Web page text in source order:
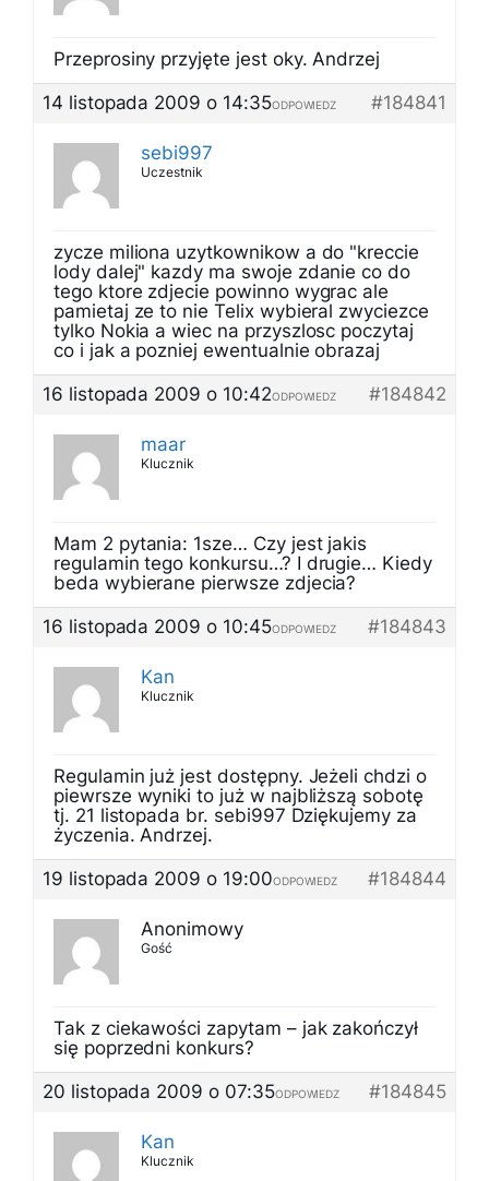
Przeprosiny przyjęte jest oky. Andrzej
14 listopada 2009 o 14:35
#184841
ODPOWIEDZ
sebi997
Uczestnik
zycze miliona uzytkownikow a do "kreccie
lody dalej" kazdy ma swoje zdanie co do
tego ktore zdjecie powinno wygrac ale
pamietaj ze to nie Telix wybieral zwyciezce
tylko Nokia a wiec na przyszlosc poczytaj
co i jak a pozniej ewentualnie obrazaj
16 listopada 2009 o 10:42
#184842
ODPOWIEDZ
maar
Klucznik
Mam 2 pytania: 1sze… Czy jest jakis
regulamin tego konkursu…? I drugie… Kiedy
beda wybierane pierwsze zdjecia?
16 listopada 2009 o 10:45
#184843
ODPOWIEDZ
Kan
Klucznik
Regulamin już jest dostępny. Jeżeli chdzi o
piewrsze wyniki to już w najbliższą sobotę
tj. 21 listopada br. sebi997 Dziękujemy za
życzenia. Andrzej.
19 listopada 2009 o 19:00
#184844
ODPOWIEDZ
Anonimowy
Gość
Tak z ciekawości zapytam – jak zakończył
się poprzedni konkurs?
20 listopada 2009 o 07:35
#184845
ODPOWIEDZ
Kan
Klucznik